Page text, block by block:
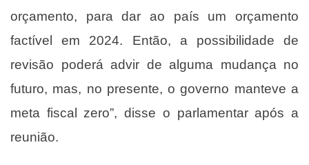
orçamento, para dar ao país um orçamento
factível em 2024. Então, a possibilidade de
revisão poderá advir de alguma mudança no
futuro, mas, no presente, o governo manteve a
meta fiscal zero”, disse o parlamentar após a
reunião.